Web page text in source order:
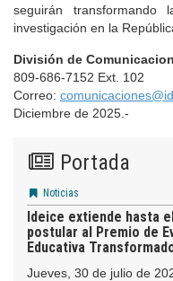
seguirán
investigación en la
División de
809-686-7152 Ext. 102
Correo:
Diciembre de 2025.-
Portada
Noticias
Ideice extiende hasta
postular al Premio de
Educativa
jueves, 30 de julio de